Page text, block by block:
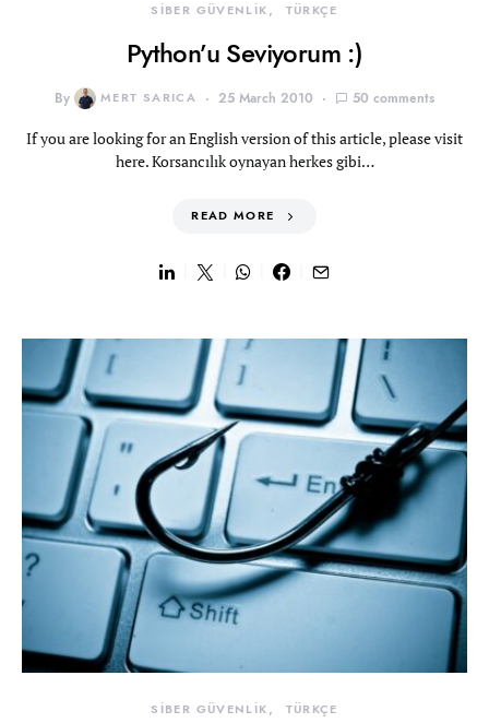
SİBER GÜVENLİK TÜRKÇE
Python’u Seviyorum :)
By MERT SARICA 25 March 2010 50 comments
If you are looking for an English version of this article, please visit
here. Korsancılık oynayan herkes gibi…
READ MORE
SİBER GÜVENLİK TÜRKÇE